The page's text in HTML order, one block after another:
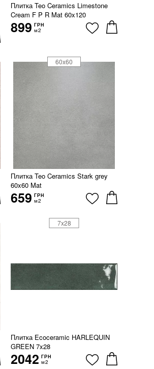
Плитка Teo Ceramics Limestone
Cream F P R Mat 60x120
899 ГРН
м2
Плитка Teo Ceramics Stark grey
60x60 Mat
659 ГРН
м2
60x60
Плитка Ecoceramic HARLEQUIN
GREEN 7x28
2042 ГРН
м2
7x28